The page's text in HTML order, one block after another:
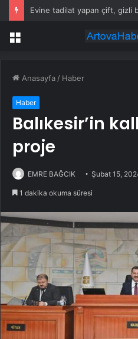
Menü
Anasayfa / Haber
Haber
Balıkesir’in
proje
EMRE BAĞCIK Şubat 15,
1 dakika okuma süresi